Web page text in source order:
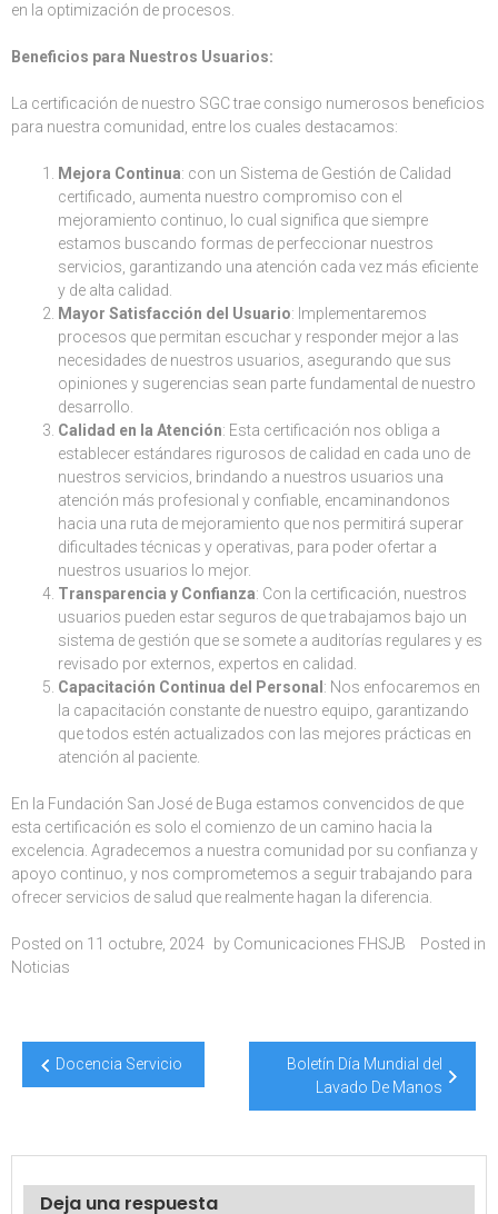
en la optimización de procesos.
Beneficios para Nuestros Usuarios:
La certificación de nuestro SGC trae consigo numerosos beneficios
para nuestra comunidad, entre los cuales destacamos:
Mejora Continua: con un Sistema de Gestión de Calidad
certificado, aumenta nuestro compromiso con el
mejoramiento continuo, lo cual significa que siempre
estamos buscando formas de perfeccionar nuestros
servicios, garantizando una atención cada vez más eficiente
y de alta calidad.
Mayor Satisfacción del Usuario: Implementaremos
procesos que permitan escuchar y responder mejor a las
necesidades de nuestros usuarios, asegurando que sus
opiniones y sugerencias sean parte fundamental de nuestro
desarrollo.
Calidad en la Atención: Esta certificación nos obliga a
establecer estándares rigurosos de calidad en cada uno de
nuestros servicios, brindando a nuestros usuarios una
atención más profesional y confiable, encaminandonos
hacia una ruta de mejoramiento que nos permitirá superar
dificultades técnicas y operativas, para poder ofertar a
nuestros usuarios lo mejor.
Transparencia y Confianza: Con la certificación, nuestros
usuarios pueden estar seguros de que trabajamos bajo un
sistema de gestión que se somete a auditorías regulares y es
revisado por externos, expertos en calidad.
Capacitación Continua del Personal : Nos enfocaremos en
la capacitación constante de nuestro equipo, garantizando
que todos estén actualizados con las mejores prácticas en
atención al paciente.
En la Fundación San José de Buga estamos convencidos de que
esta certificación es solo el comienzo de un camino hacia la
excelencia. Agradecemos a nuestra comunidad por su confianza y
apoyo continuo, y nos comprometemos a seguir trabajando para
ofrecer servicios de salud que realmente hagan la diferencia.
Posted on 11 octubre, 2024 by Comunicaciones FHSJB
Posted in
Noticias
Navegación
de
Docencia Servicio
Boletín Día Mundial del
Lavado De Manos
Deja una respuesta